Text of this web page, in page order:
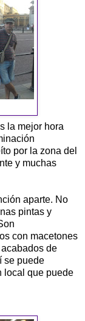
mejor hora
por la zona del
y muchas
aparte. No
pintas y
con macetones
de
se puede
local que puede